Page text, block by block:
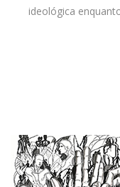
ideológica